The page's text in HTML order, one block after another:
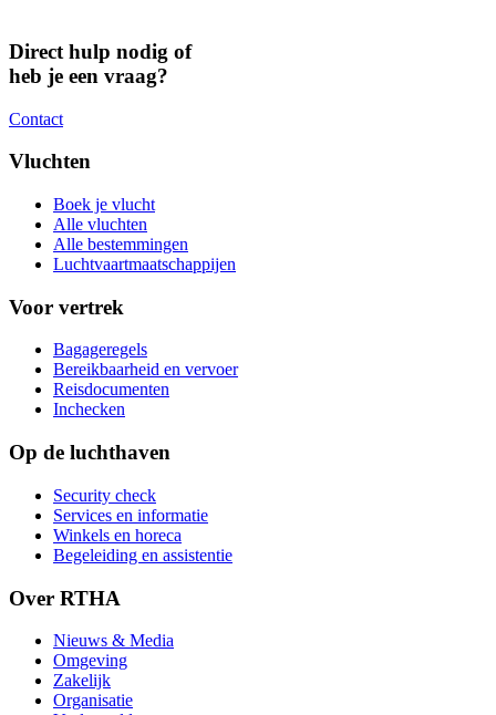
Direct hulp nodig of
heb je een vraag?
Contact
Vluchten
Boek je vlucht
Alle vluchten
Alle bestemmingen
Luchtvaartmaatschappijen
Voor vertrek
Bagageregels
Bereikbaarheid en vervoer
Reisdocumenten
Inchecken
Op de luchthaven
Security check
Services en informatie
Winkels en horeca
Begeleiding en assistentie
Over RTHA
Nieuws & Media
Omgeving
Zakelijk
Organisatie